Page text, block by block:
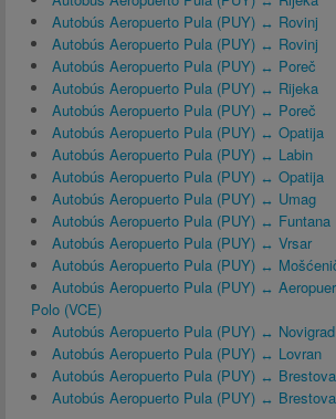
Autobús Aeropuerto Pula (PUY) ↔ Rovinj
Autobús Aeropuerto Pula (PUY) ↔ Rovinj
Autobús Aeropuerto Pula (PUY) ↔ Poreč
Autobús Aeropuerto Pula (PUY) ↔ Rijeka
Autobús Aeropuerto Pula (PUY) ↔ Poreč
Autobús Aeropuerto Pula (PUY) ↔ Opatija
Autobús Aeropuerto Pula (PUY) ↔ Labin
Autobús Aeropuerto Pula (PUY) ↔ Opatija
Autobús Aeropuerto Pula (PUY) ↔ Umag
Autobús Aeropuerto Pula (PUY) ↔ Funtana
Autobús Aeropuerto Pula (PUY) ↔ Vrsar
Autobús Aeropuerto Pula (PUY) ↔
Autobús Aeropuerto Pula (PUY) ↔
Polo (VCE)
Autobús Aeropuerto Pula (PUY) ↔ Novigrad
Autobús Aeropuerto Pula (PUY) ↔ Lovran
Autobús Aeropuerto Pula (PUY) ↔ Brestova
Autobús Aeropuerto Pula (PUY) ↔ Brestova